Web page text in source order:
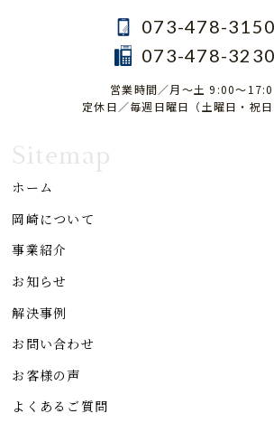
073-478-3150
073-478-3230
営業時間／月～土 9:00～
定休日／毎週日曜日（土曜日・祝日
Sitemap
ホーム
岡崎について
事業紹介
お知らせ
解決事例
お問い合わせ
お客様の声
よくあるご質問